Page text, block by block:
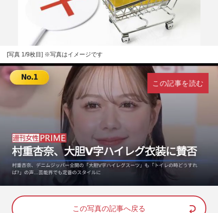
[写真 1/9枚目] ※写真はイメージです
n
u
o
d
:
この記事を読む
この写真の記事へ戻る